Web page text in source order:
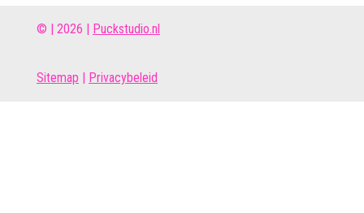
© | 2026 | Puckstudio.nl
Sitemap Privacybeleid